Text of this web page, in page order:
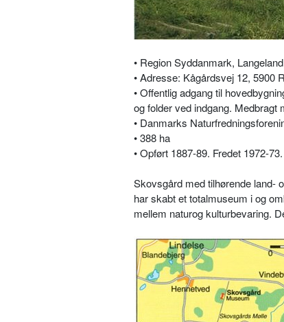
• Region Syddanmark,
• Adresse: Kågårdsvej 12, 5900
• Offentlig adgang til
og folder ved indgang.
• Danmarks
• 388 ha
• Opført 1887-89. Fredet 1972-
Skovsgård med tilhørende land-
har skabt et totalmuseum i og
mellem naturog kulturbevaring.